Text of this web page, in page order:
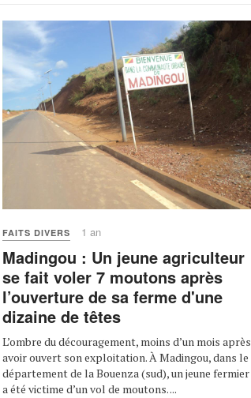
FAITS DIVERS 1 an
Madingou : Un jeune agriculteur
se fait voler 7 moutons après
l’ouverture de sa ferme d'une
dizaine de têtes
L’ombre du découragement, moins d’un mois après
avoir ouvert son exploitation. À Madingou, dans le
département de la Bouenza (sud), un jeune fermier
a été victime d’un vol de moutons. ...